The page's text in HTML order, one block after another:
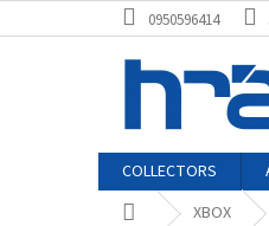
na
0950596414
COLLECTORS
DomovXBOX